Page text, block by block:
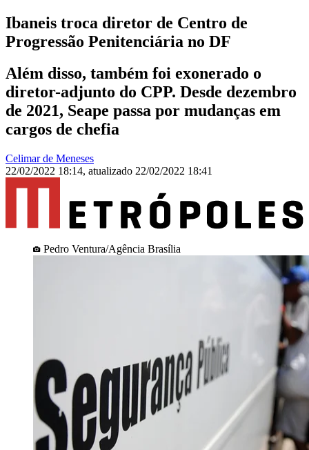
Ibaneis troca diretor de Centro de
Progressão Penitenciária no DF
Além disso, também foi exonerado o
diretor-adjunto do CPP. Desde dezembro
de 2021, Seape passa por mudanças em
cargos de chefia
Celimar de Meneses
22/02/2022 18:14, atualizado 22/02/2022 18:41
Pedro Ventura/Agência Brasília